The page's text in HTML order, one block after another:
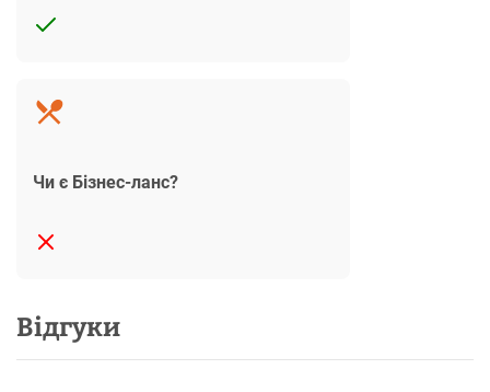
Чи є Бізнес-ланс?
Відгуки